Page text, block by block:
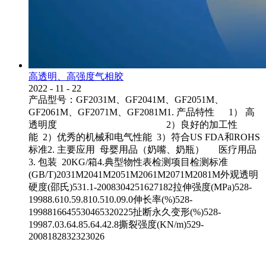
高透明、高强度气相胶
2022 - 11 - 22
产品型号：GF2031M、GF2041M、GF2051M、
GF2061M、GF2071M、GF2081M1. 产品特性 1） 高
透明度 2）良好的加工性
能 2）优秀的机械和电气性能 3）符合US FDA和ROHS
标准2. 主要应用 母婴用品（奶嘴、奶瓶） 医疗用品
3. 包装 20KG/箱4.典型物性表检测项目检测标准
(GB/T)2031M2041M2051M2061M2071M2081M外观透明
硬度(邵氏)531.1-2008304251627182拉伸强度(MPa)528-
19988.610.59.810.510.09.0伸长率(%)528-
1998816645530465320225扯断永久变形(%)528-
19987.03.64.85.64.42.8撕裂强度(KN/m)529-
2008182832323026